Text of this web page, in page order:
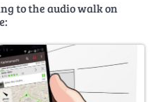
to the audio walk on